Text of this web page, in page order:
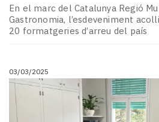
En el marc del Catalunya Regió
Gastronomia, l’esdeveniment
20 formatgeries d’arreu del país
03/03/2025